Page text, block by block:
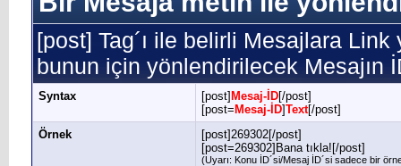
[post] Tag´ı ile belirli Mesajlara
bunun için yönlendirilecek Mesajın
Syntax [post] Mesaj-İD[/post]
[post= Mesaj-İD]Text[/post]
Örnek
[post]269302[/post]
[post=269302]Bana tıkla![/post]
(Uyarı: Konu İD´si/Mesaj İD´si sadece bir